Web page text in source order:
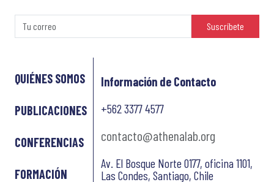
Suscríbete
QUIÉNES SOMOS
PUBLICACIONES
CONFERENCIAS
FORMACIÓN
Información de Contacto
+562 3377 4577
contacto@athenalab.org
Av. El Bosque Norte 0177, oficina 1101,
Las Condes, Santiago, Chile